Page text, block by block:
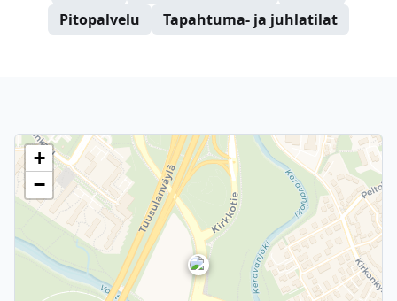
Pitopalvelu
Tapahtuma- ja juhlatilat
+
−